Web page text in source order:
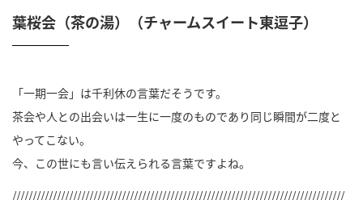
葉桜会（茶の湯）（チャームスイート東逗子）
「一期一会」は千利休の言葉だそうです。
茶会や人との出会いは一生に一度のものであり同じ瞬間が二度と
やってこない。
今、この世にも言い伝えられる言葉ですよね。
//////////////////////////////////////////////////////////////////////////////////